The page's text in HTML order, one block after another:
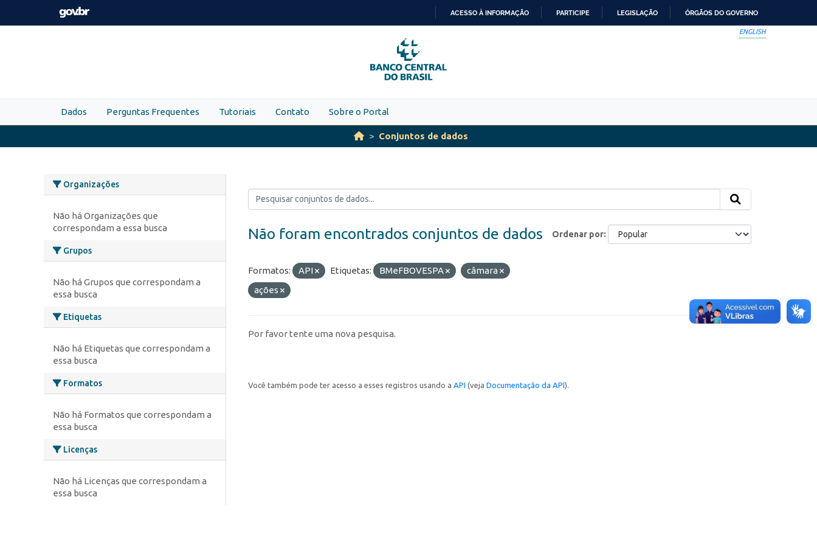
Skip to main content
PARA
O
CONTEÚDO
ACESSO À INFORMAÇÃO PARTICIPE LEGISLAÇÃO ÓRGÃOS DO GOVERNO
ENGLISH
Dados Perguntas Frequentes Tutoriais Contato Sobre o Portal
Conjuntos de dados
Organizações
Não há Organizações que
correspondam a essa busca
Grupos
Não há Grupos que correspondam a
essa busca
Etiquetas
Não há Etiquetas que correspondam a
essa busca
Formatos
Não há Formatos que correspondam a
essa busca
Licenças
Não há Licenças que correspondam a
essa busca
Ordenar por
Não foram encontrados conjuntos de dados
Formatos: API Etiquetas: BMeFBOVESPA
câmara
ações
Por favor tente uma nova pesquisa.
Você também pode ter acesso a esses registros usando a API (veja Documentação da API).